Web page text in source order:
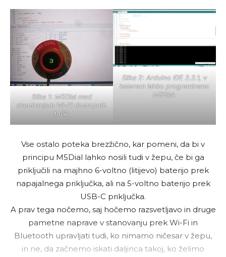
Slika 1: M5Dial med
skeniranjem Wi-Fi dostopnih
točk.
Slika 2: Arduino IDE 2.2.1, v
katerem lahko programiramo
M5Dial.
Vse ostalo poteka brezžično, kar pomeni, da bi v
principu M5Dial lahko nosili tudi v žepu, če bi ga
priključili na majhno 6-voltno (litijevo) baterijo prek
napajalnega priključka, ali na 5-voltno baterijo prek
USB-C priključka.
A prav tega nočemo, saj hočemo razsvetljavo in druge
pametne naprave v stanovanju prek Wi-Fi in
Bluetooth upravljati tudi, ko nimamo ničesar v žepu,
in ne, da začnemo iskati daljinca takoj, ko želimo